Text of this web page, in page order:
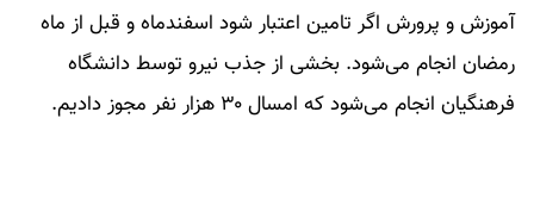
آموزش و پرورش اگر تامین اعتبار شود اسفندماه و قبل از ماه
رمضان انجام می‌شود. بخشی از جذب نیرو توسط دانشگاه
فرهنگیان انجام می‌شود که امسال ۳۰ هزار نفر مجوز دادیم.